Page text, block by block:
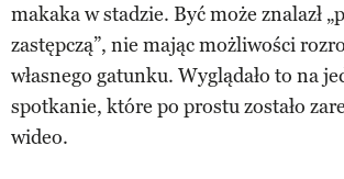
makaka w stadzie. Być może znalazł
zastępczą”, nie mając możliwości
własnego gatunku. Wyglądało to na
spotkanie, które po prostu zostało
wideo.